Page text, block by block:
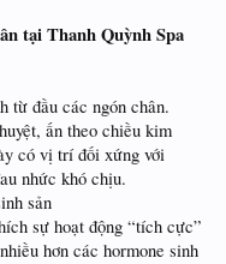
tại Thanh Quỳnh Spa
từ đầu các ngón chân.
ấn theo chiều kim
có vị trí đối xứng với
nhức khó chịu.
sản
sự hoạt động “tích cực”
hơn các hormone sinh